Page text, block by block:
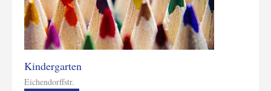
Kindergarten
Eichendorffstr.